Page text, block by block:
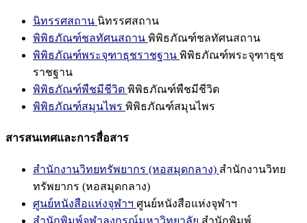
นิทรรศสถาน นิทรรศสถาน
พิพิธภัณฑ์ชลทัศนสถาน พิพิธภัณฑ์ชลทัศนสถาน
พิพิธภัณฑ์พระจุฑาธุชราชฐาน พิพิธภัณฑ์พระจุฑาธุช
ราชฐาน
พิพิธภัณฑ์พืชมีชีวิต พิพิธภัณฑ์พืชมีชีวิต
พิพิธภัณฑ์สมุนไพร พิพิธภัณฑ์สมุนไพร
สารสนเทศและการสื่อสาร
สำนักงานวิทยทรัพยากร (หอสมุดกลาง) สำนักงานวิทย
ทรัพยากร (หอสมุดกลาง)
ศูนย์หนังสือแห่งจุฬาฯ ศูนย์หนังสือแห่งจุฬาฯ
สำนักพิมพ์จุฬาลงกรณ์มหาวิทยาลัย สำนักพิมพ์